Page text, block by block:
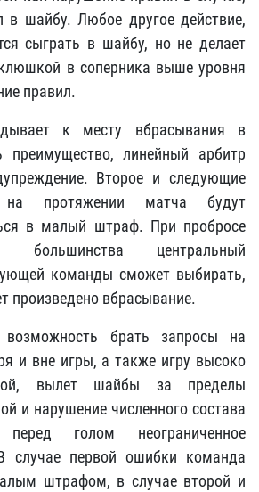
в шайбу. Любое другое действие,
сыграть в шайбу, но не делает
в соперника выше уровня
правил.
к месту вбрасывания в
преимущество, линейный арбитр
Второе и следующие
на протяжении матча будут
в малый штраф. При пробросе
большинства центральный
команды сможет выбирать,
произведено вбрасывание.
возможность брать запросы на
и вне игры, а также игру высоко
вылет шайбы за пределы
и нарушение численного состава
перед голом неограниченное
случае первой ошибки команда
штрафом, в случае второй и